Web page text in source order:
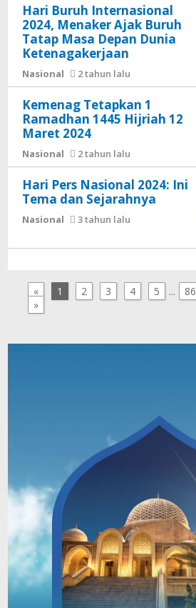
Hari Buruh Internasional
2024, Menaker Ajak Buruh
Tatap Masa Depan Dunia
Ketenagakerjaan
Nasional 2 tahun lalu
Kemenag Tetapkan 1
Ramadhan 1445 Hijriah 12
Maret 2024
Nasional 2 tahun lalu
Hari Pers Nasional 2024: Ini
Tema dan Sejarahnya
Nasional 3 tahun lalu
« 1 2 3 4 5 ... 86
»